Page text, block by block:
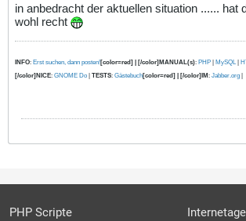
in anbedracht der aktuellen situation ...... hat
wohl recht
INFO: Erst suchen, dann posten![color=red] | [/color]MANUAL(s): PHP | MySQL |
[/color]NICE: GNOME Do | TESTS: Gästebuch[color=red] | [/color]IM: Jabber.org |
PHP Scripte